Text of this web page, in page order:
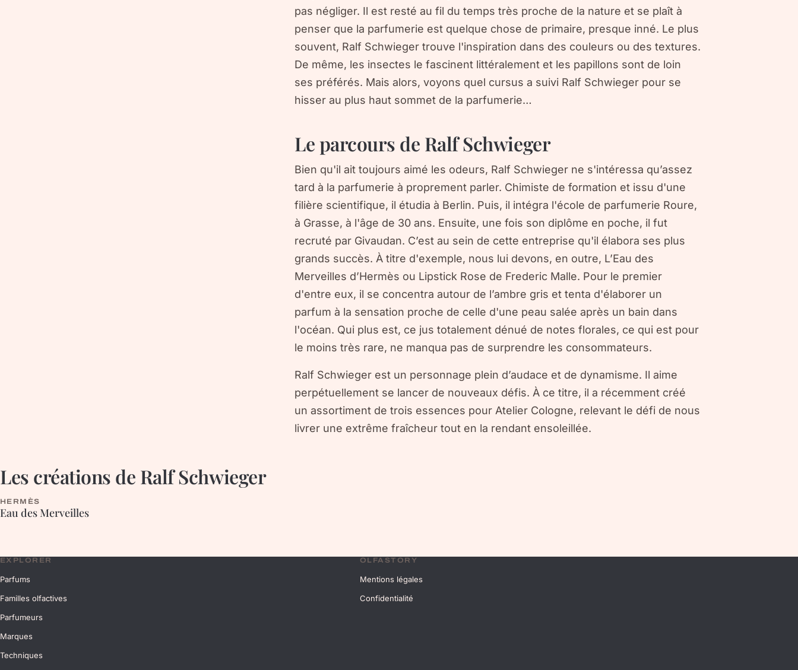
pas négliger. Il est resté au fil du temps très proche de la nature et se plaît à
penser que la parfumerie est quelque chose de primaire, presque inné. Le plus
souvent, Ralf Schwieger trouve l'inspiration dans des couleurs ou des textures.
De même, les insectes le fascinent littéralement et les papillons sont de loin
ses préférés. Mais alors, voyons quel cursus a suivi Ralf Schwieger pour se
hisser au plus haut sommet de la parfumerie…
Le parcours de Ralf Schwieger
Bien qu'il ait toujours aimé les odeurs, Ralf Schwieger ne s'intéressa qu’assez
tard à la parfumerie à proprement parler. Chimiste de formation et issu d'une
filière scientifique, il étudia à Berlin. Puis, il intégra l'école de parfumerie Roure,
à Grasse, à l'âge de 30 ans. Ensuite, une fois son diplôme en poche, il fut
recruté par Givaudan. C’est au sein de cette entreprise qu'il élabora ses plus
grands succès. À titre d'exemple, nous lui devons, en outre, L’Eau des
Merveilles d’Hermès ou Lipstick Rose de Frederic Malle. Pour le premier
d'entre eux, il se concentra autour de l’ambre gris et tenta d'élaborer un
parfum à la sensation proche de celle d'une peau salée après un bain dans
l'océan. Qui plus est, ce jus totalement dénué de notes florales, ce qui est pour
le moins très rare, ne manqua pas de surprendre les consommateurs.
Ralf Schwieger est un personnage plein d’audace et de dynamisme. Il aime
perpétuellement se lancer de nouveaux défis. À ce titre, il a récemment créé
un assortiment de trois essences pour Atelier Cologne, relevant le défi de nous
livrer une extrême fraîcheur tout en la rendant ensoleillée.
Les créations de Ralf Schwieger
HESPÉRIDÉE
HERMÈS
Eau des Merveilles
EXPLORER
Parfums
Familles olfactives
Parfumeurs
Marques
Techniques
OLFASTORY
Mentions légales
Confidentialité